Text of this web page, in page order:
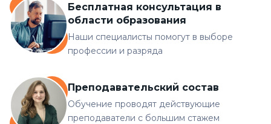
Бесплатная консультация в
области образования
Наши специалисты помогут в выборе
профессии и разряда
Преподавательский состав
Обучение проводят действующие
преподаватели с большим стажем